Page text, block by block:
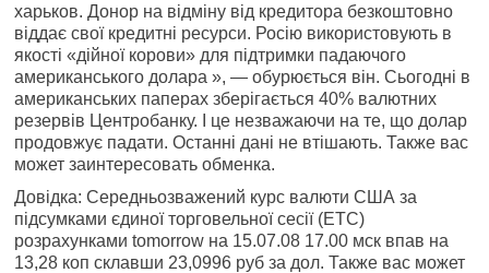
харьков. Донор на відміну від кредитора безкоштовно
віддає свої кредитні ресурси. Росію використовують в
якості «дійної корови» для підтримки падаючого
американського долара », — обурюється він. Сьогодні в
американських паперах зберігається 40% валютних
резервів Центробанку. І це незважаючи на те, що долар
продовжує падати. Останні дані не втішають. Также вас
может заинтересовать обменка.
Довідка: Середньозважений курс валюти США за
підсумками єдиної торговельної сесії (ЕТС)
розрахунками tomorrow на 15.07.08 17.00 мск впав на
13,28 коп склавши 23,0996 руб за дол. Также вас может